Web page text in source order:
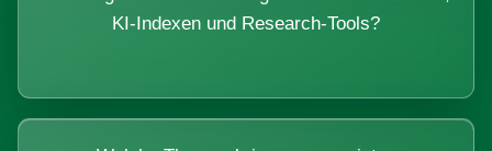
KI-Indexen und Research-Tools?